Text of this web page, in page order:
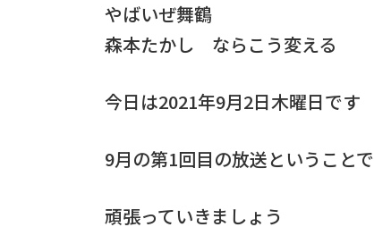
やばいぜ舞鶴
森本たかし ならこう変える
今日は2021年9月2日木曜日です
9月の第1回目の放送ということで
頑張っていきましょう